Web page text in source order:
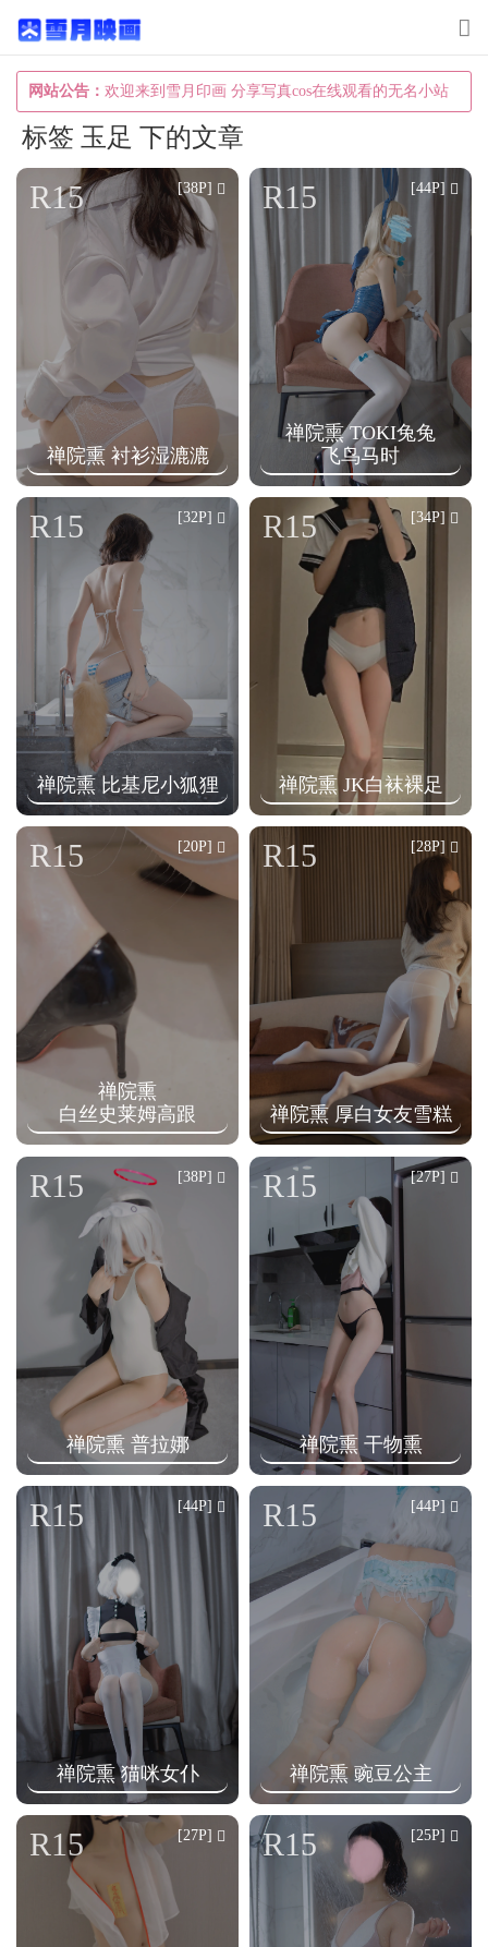
网站公告： 欢迎来到雪月印画 分享写真cos在线观看的无名小站
T
o
e
n
a
v
i
g
a
t
i
o
n
标签 玉足 下的文章
禅院熏 衬衫湿漉漉
R15 [38P]
禅院熏 TOKI兔兔
飞鸟马时
R15 [44P]
禅院熏 比基尼小狐狸
R15 [32P]
禅院熏 JK白袜裸足
R15 [34P]
禅院熏
白丝史莱姆高跟
R15 [20P]
禅院熏 厚白女友雪糕
R15 [28P]
禅院熏 普拉娜
R15 [38P]
禅院熏 干物熏
R15 [27P]
禅院熏 猫咪女仆
R15 [44P]
禅院熏 豌豆公主
R15 [44P]
R15 [27P] R15 [25P]